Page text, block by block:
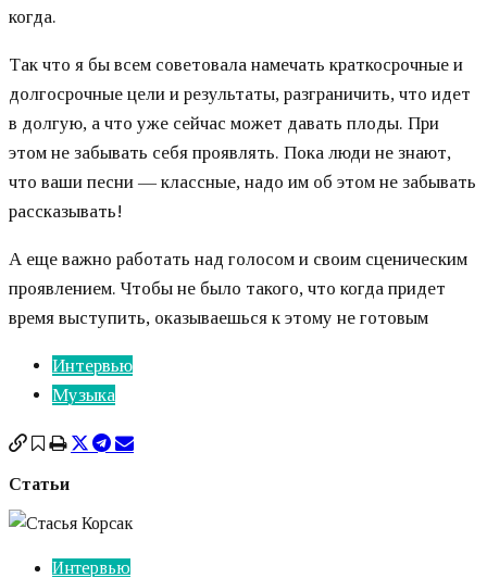
когда.
Так что я бы всем советовала намечать краткосрочные и
долгосрочные цели и результаты, разграничить, что идет
в долгую, а что уже сейчас может давать плоды. При
этом не забывать себя проявлять. Пока люди не знают,
что ваши песни — классные, надо им об этом не забывать
рассказывать!
А еще важно работать над голосом и своим сценическим
проявлением. Чтобы не было такого, что когда придет
время выступить, оказываешься к этому не готовым
Интервью
Музыка
Статьи
Интервью